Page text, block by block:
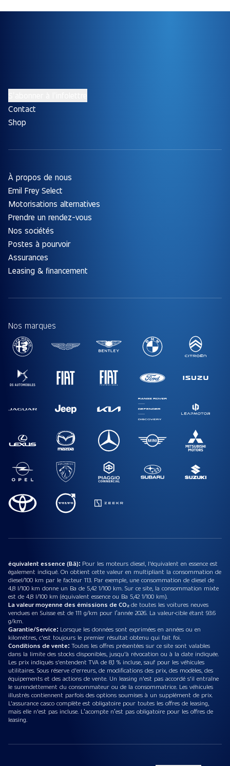
Contact
Shop
À propos de nous
Emil Frey Select
Motorisations alternatives
Prendre un rendez-vous
Nos sociétés
Postes à pourvoir
Assurances
Leasing & financement
Nos marques
équivalent essence (Bä): Pour les moteurs diesel, l'équivalent en essence est
également indiqué. On obtient cette valeur en multipliant la consommation de
diesel/100 km par le facteur 113. Par exemple, une consommation de diesel de
4,8 l/100 km donne un Ba de 5,42 1/100 km. Sur ce site, la consommation mixte
est de 4,8 l/100 km (équivalent essence ou Ba 5,42 1/100 km).
La valeur moyenne des émissions de CO₂de toutes les voitures neuves
vendues en Suisse est de 111 g/km pour l’année 2026. La valeur-cible étant 93.6
g/km.
Garantie/Service: Lorsque les données sont exprimées en années ou en
kilomètres, c'est toujours le premier résultat obtenu qui fait foi.
Conditions de vente: Toutes les offres présentées sur ce site sont valables
dans la limite des stocks disponibles, jusqu'à révocation ou à la date indiquée.
Les prix indiqués s'entendent TVA de 8,1 % incluse, sauf pour les véhicules
utilitaires. Sous réserve d'erreurs, de modifications des prix, des modèles, des
équipements et des actions de vente. Un leasing n'est pas accordé s'il entraîne
le surendettement du consommateur ou de la consommatrice. Les véhicules
illustrés contiennent parfois des options soumises à un supplément de prix.
L'assurance casco complète est obligatoire pour toutes les offres de leasing,
mais elle n'est pas incluse. L’acompte n’est pas obligatoire pour les offres de
leasing.